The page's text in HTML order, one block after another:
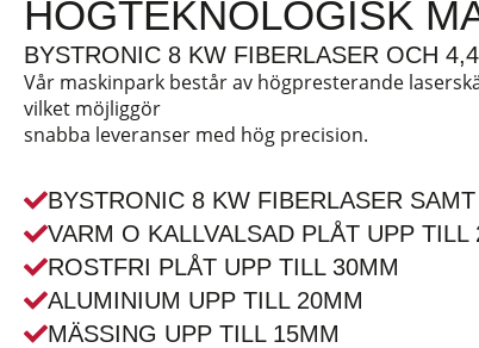
HÖGTEKNOLOGISK
BYSTRONIC 8 KW FIBERLASER OCH
Vår maskinpark består av högpresterande
vilket möjliggör
snabba leveranser med hög precision.
BYSTRONIC 8 KW FIBERLASER
VARM O KALLVALSAD PLÅT UPP TILL
ROSTFRI PLÅT UPP TILL 30MM
ALUMINIUM UPP TILL 20MM
MÄSSING UPP TILL 15MM